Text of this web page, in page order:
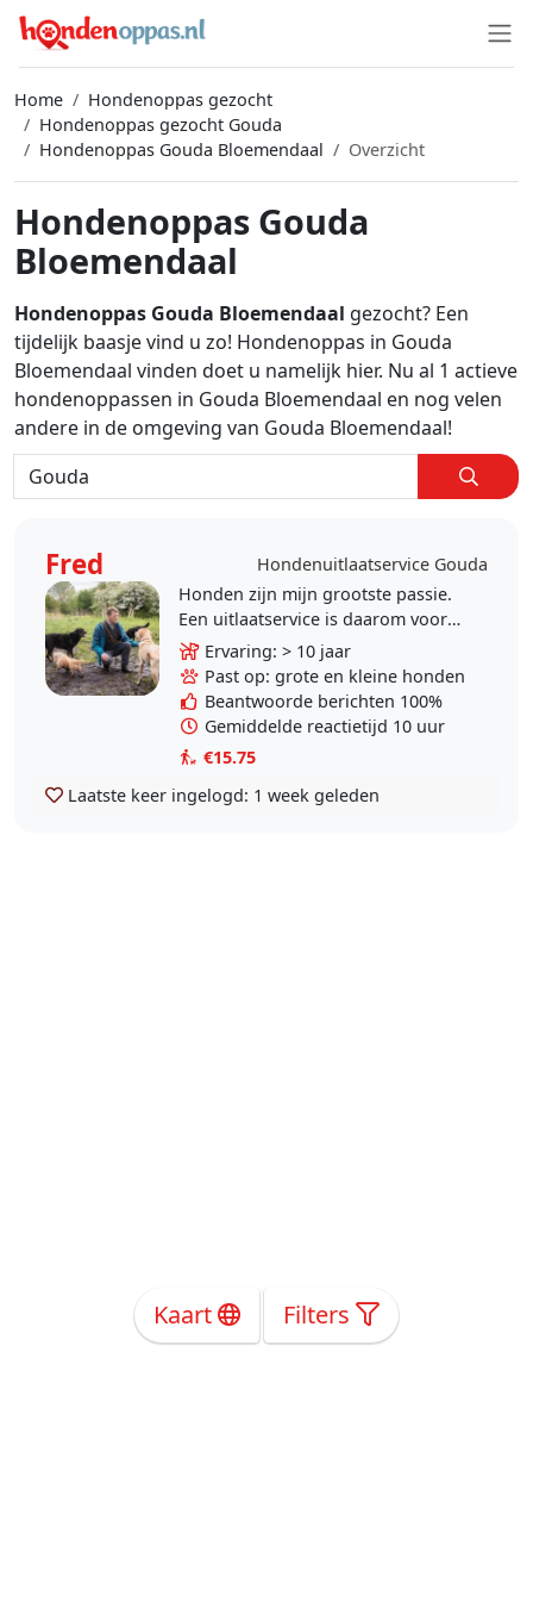
Home
Hondenoppas gezocht
Hondenoppas gezocht Gouda
Hondenoppas Gouda Bloemendaal
Overzicht
Hondenoppas Gouda
Bloemendaal
Hondenoppas Gouda Bloemendaal gezocht? Een
tijdelijk baasje vind u zo! Hondenoppas in Gouda
Bloemendaal vinden doet u namelijk hier. Nu al 1 actieve
hondenoppassen in Gouda Bloemendaal en nog velen
andere in de omgeving van Gouda Bloemendaal!
Fred
Hondenuitlaatservice Gouda
Honden zijn mijn grootste passie.
Een uitlaatservice is daarom voor
mij de beste keus. Geweldig om de
honden het naar de zin te maken.
Ervaring: > 10 jaar
Past op: grote en kleine honden
Beantwoorde berichten 100%
Gemiddelde reactietijd 10 uur
€15.75
Laatste keer ingelogd: 1 week geleden
Kaart Filters